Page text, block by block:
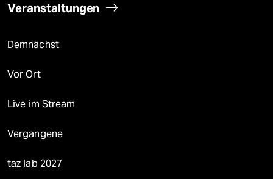
Veranstaltungen
Demnächst
Vor Ort
Live im Stream
Vergangene
taz lab 2027